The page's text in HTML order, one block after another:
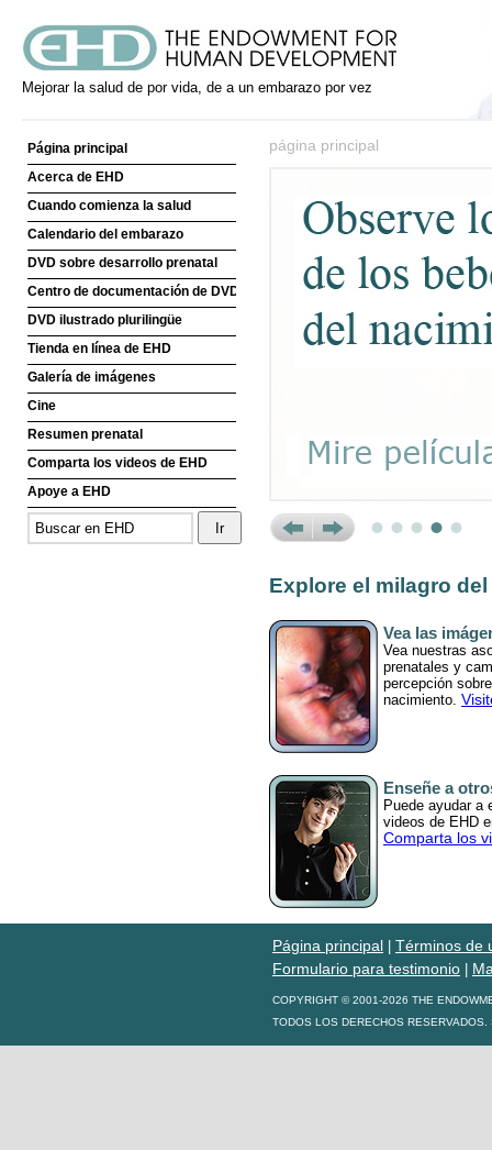
Mejorar la salud de por vida, de a un embarazo por vez
Página principal
Acerca de EHD
Cuando comienza la salud
Calendario del embarazo
DVD sobre desarrollo prenatal
Centro de documentación de DVD
DVD ilustrado plurilingüe
Tienda en línea de EHD
Galería de imágenes
Cine
Resumen prenatal
Comparta los videos de EHD
Apoye a EHD
página principal
Explore el milagro
Vea las
Vea nuestras
prenatales y
percepción
nacimiento.
Enseñe a
Puede ayudar a
videos de EHD
Comparta los
Página principal
Términos de
Formulario para testimonio
COPYRIGHT © 2001-2026 THE
TODOS LOS DERECHOS